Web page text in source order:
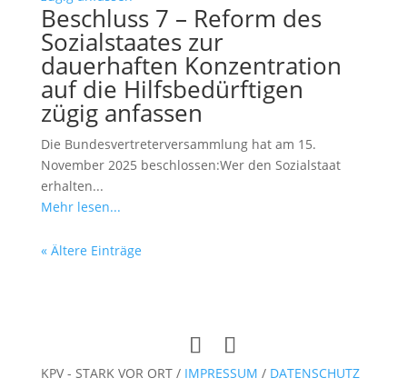
Beschluss 7 – Reform des
Sozialstaates zur
dauerhaften Konzentration
auf die Hilfsbedürftigen
zügig anfassen
Die Bundesvertreterversammlung hat am 15.
November 2025 beschlossen:Wer den Sozialstaat
erhalten...
Mehr lesen...
« Ältere Einträge
KPV - STARK VOR ORT / IMPRESSUM / DATENSCHUTZ